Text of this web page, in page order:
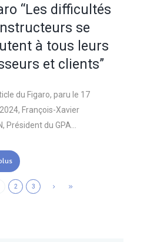
“Les difficultés
se
à tous leurs
et clients”
du Figaro, paru le 17
François-Xavier
Président du GPA...
2 3